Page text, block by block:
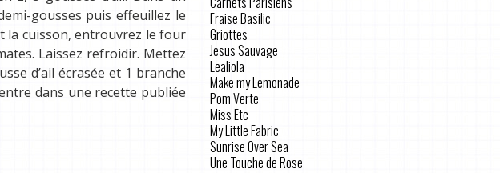
gousses puis effeuillez le
la cuisson, entrouvrez le four
Laissez refroidir. Mettez
d’ail écrasée et 1 branche
dans une recette publiée
Fraise Basilic
Griottes
Jesus Sauvage
Lealiola
Make my Lemonade
Pom Verte
Miss Etc
My Little Fabric
Sunrise Over Sea
Une Touche de Rose